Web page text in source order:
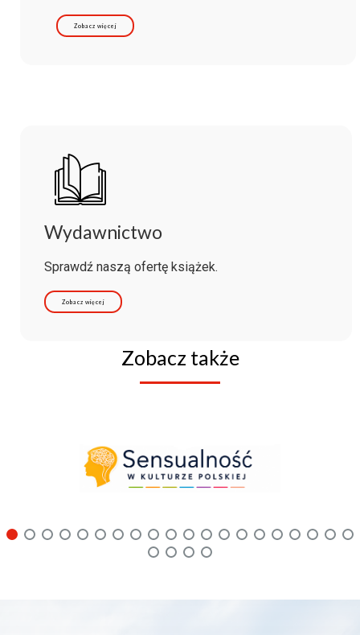
Zobacz więcej
Wydawnictwo
Sprawdź naszą ofertę książek.
Zobacz więcej
Zobacz także